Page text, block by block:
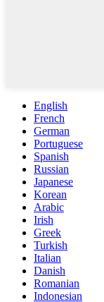
English
French
German
Portuguese
Spanish
Russian
Japanese
Korean
Arabic
Irish
Greek
Turkish
Italian
Danish
Romanian
Indonesian